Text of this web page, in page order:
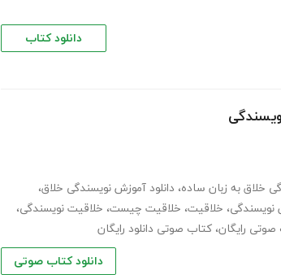
دانلود کتاب
خلاق به زبان ساده، دانلود آموزش نویسندگی خلاق،
نویسندگی، خلاقیت، خلاقیت چیست، خلاقیت نویسندگی،
صوتی رایگان، کتاب صوتی دانلود رایگان
دانلود کتاب صوتی